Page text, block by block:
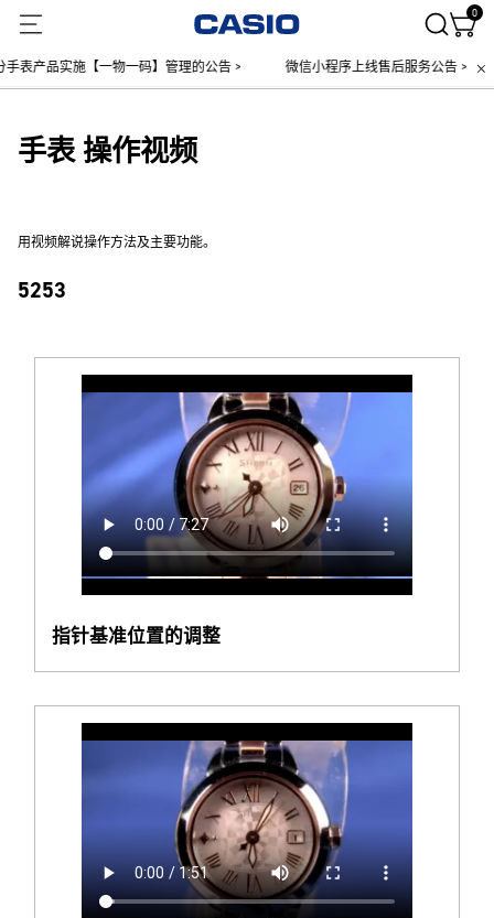
0
表产品实施【一物一码】管理的公告 > 微信小程序上线售后服务公告 >
手表 操作视频
用视频解说操作方法及主要功能。
5253
指针基准位置的调整